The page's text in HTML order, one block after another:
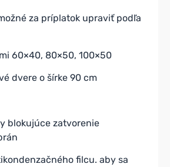
za príplatok upraviť podľa
60×40, 80×50, 100×50
dvere o šírke 90 cm
blokujúce zatvorenie
filcu. aby sa